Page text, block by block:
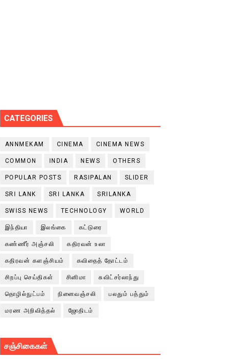
CATEGORIES
ANNMEKAM CINEMA CINEMA NEWS
COMMON INDIA NEWS OTHERS
POPULAR POSTS RASIPALAN SLIDER
SRI LANK SRI LANKA SRILANKA
SWISS NEWS TECHNOLOGY WORLD
இந்தியா இலங்கை கட்டுரை
கண்ணீர் அஞ்சலி கதிரவன் உலா
கதிரவன் களஞ்சியம் கவிதைத் தோட்டம்
சிறப்பு செய்திகள் சினிமா சுவிட்சர்லாந்து
தொழில்நுட்பம் நினைவஞ்சலி பலதும் பத்தும்
மரண அறிவித்தல் ஜோதிடம்
சஞ்சிகைகள்